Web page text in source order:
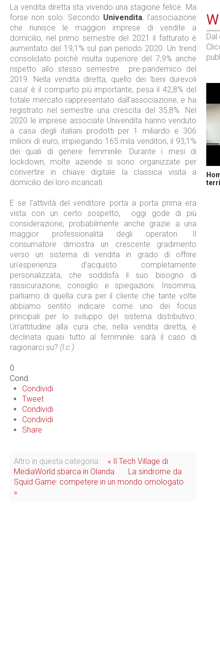
La vendita diretta sta vivendo una stagione felice. Ma
forse non solo. Secondo Univendita, l’associazione
che riunisce le maggiori imprese di vendite a
domicilio, nel primo semestre del 2021 il fatturato è
aumentato del 19,1% sul pari periodo 2020. Un trend
consolidato poichè risulta superiore del 7,9% anche
rispetto allo stesso semestre pre-pandemico del
2019. Nella vendita diretta, quello dei ‘beni durevoli
casa’ è il comparto più importante, pesa il 42,8% del
totale mercato rappresentato dall’associazione, e ha
registrato nel semestre una crescita del 35,8%. Nel
2020 le imprese associate Univendita hanno venduto
a casa degli italiani prodotti per 1 miliardo e 306
milioni di euro, impiegando 165 mila venditori, il 93,1%
dei quali di genere femminile. Durante i mesi di
lockdown, molte aziende si sono organizzate per
convertire in chiave digitale la classica visita a
domicilio dei loro incaricati.
E se l’attività del venditore porta a porta prima era
vista con un certo sospetto, oggi gode di più
considerazione, probabilmente anche grazie a una
maggior professionalità degli operatori. Il
consumatore dimostra un crescente gradimento
verso un sistema di vendita in grado di offrire
un'esperienza d’acquisto completamente
personalizzata, che soddisfa il suo bisogno di
rassicurazione, consiglio e spiegazioni. Insomma,
parliamo di quella cura per il cliente che tante volte
abbiamo sentito indicare come uno dei focus
principali per lo sviluppo del sistema distributivo.
Un’attitudine alla cura che, nella vendita diretta, è
declinata quasi tutto al femminile: sarà il caso di
ragionarci su? (l.c.)
0
Cond.
Condividi
Tweet
Condividi
Condividi
Share
Altro in questa categoria:
« Il Tech Village di
MediaWorld sbarca in Olanda
La sindrome da
Squid Game: competere in un mondo omologato
»